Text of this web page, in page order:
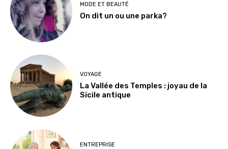
MODE ET BEAUTÉ
On dit un ou une parka?
VOYAGE
La Vallée des Temples : joyau de la
Sicile antique
ENTREPRISE